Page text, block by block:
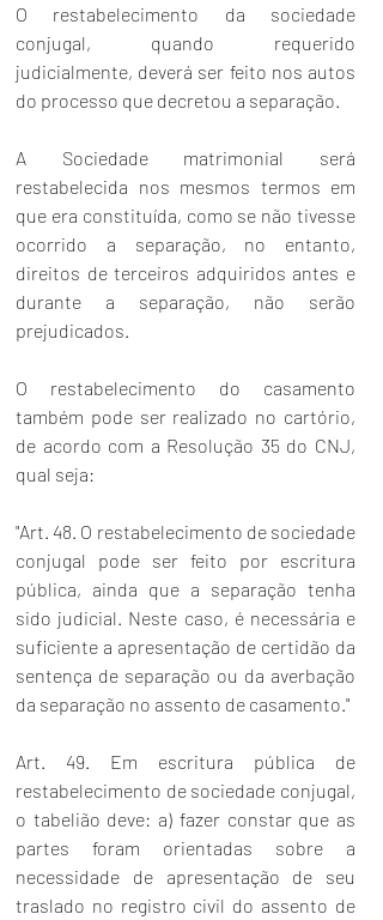
O restabelecimento da sociedade
conjugal, quando requerido
judicialmente, deverá ser feito nos autos
do processo que decretou a separação.
A Sociedade matrimonial será
restabelecida nos mesmos termos em
que era constituída, como se não tivesse
ocorrido a separação, no entanto,
direitos de terceiros adquiridos antes e
durante a separação, não serão
prejudicados.
O restabelecimento do casamento
também pode ser realizado no cartório,
de acordo com a Resolução 35 do CNJ,
qual seja:
"Art. 48. O restabelecimento de sociedade
conjugal pode ser feito por escritura
pública, ainda que a separação tenha
sido judicial. Neste caso, é necessária e
suficiente a apresentação de certidão da
sentença de separação ou da averbação
da separação no assento de casamento."
Art. 49. Em escritura pública de
restabelecimento de sociedade conjugal,
o tabelião deve: a) fazer constar que as
partes foram orientadas sobre a
necessidade de apresentação de seu
traslado no registro civil do assento de